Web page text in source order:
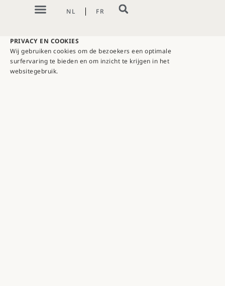
NL FR
PRIVACY EN COOKIES
Wij gebruiken cookies om de bezoekers een optimale
surfervaring te bieden en om inzicht te krijgen in het
websitegebruik.